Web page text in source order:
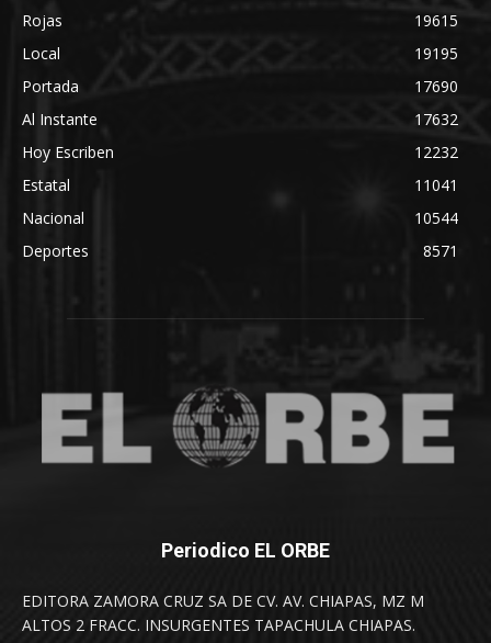
Rojas
19615
Local
19195
Portada
17690
Al Instante
17632
Hoy Escriben
12232
Estatal
11041
Nacional
10544
Deportes
8571
Periodico EL ORBE
EDITORA ZAMORA CRUZ SA DE CV. AV. CHIAPAS, MZ M
ALTOS 2 FRACC. INSURGENTES TAPACHULA CHIAPAS.